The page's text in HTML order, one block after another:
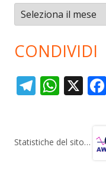
Archivi
CONDIVIDI
T
gr
W
s
X
Statistiche del sito…